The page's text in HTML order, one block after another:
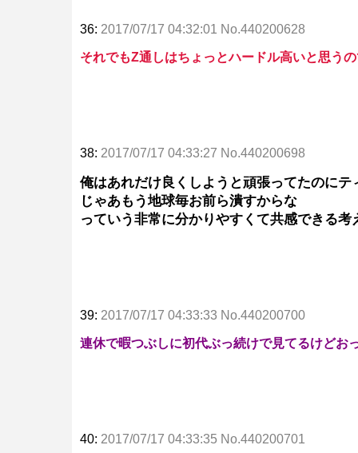
36: 2017/07/17 04:32:01 No.440200628
それでもZ通しはちょっとハードル高いと思う
38: 2017/07/17 04:33:27 No.440200698
俺はあれだけ良くしようと頑張ってたのに
じゃあもう地球毎お前ら潰すからな
っていう非常に分かりやすくて共感できる考
39: 2017/07/17 04:33:33 No.440200700
連休で暇つぶしに初代ぶっ続けで見てるけどお
40: 2017/07/17 04:33:35 No.440200701